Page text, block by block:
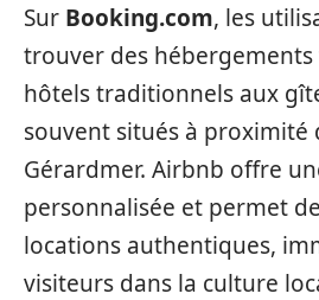
Sur Booking.com, les
trouver des
hôtels traditionnels aux
souvent situés à proximité
Gérardmer. Airbnb offre
personnalisée et permet
locations authentiques,
visiteurs dans la culture